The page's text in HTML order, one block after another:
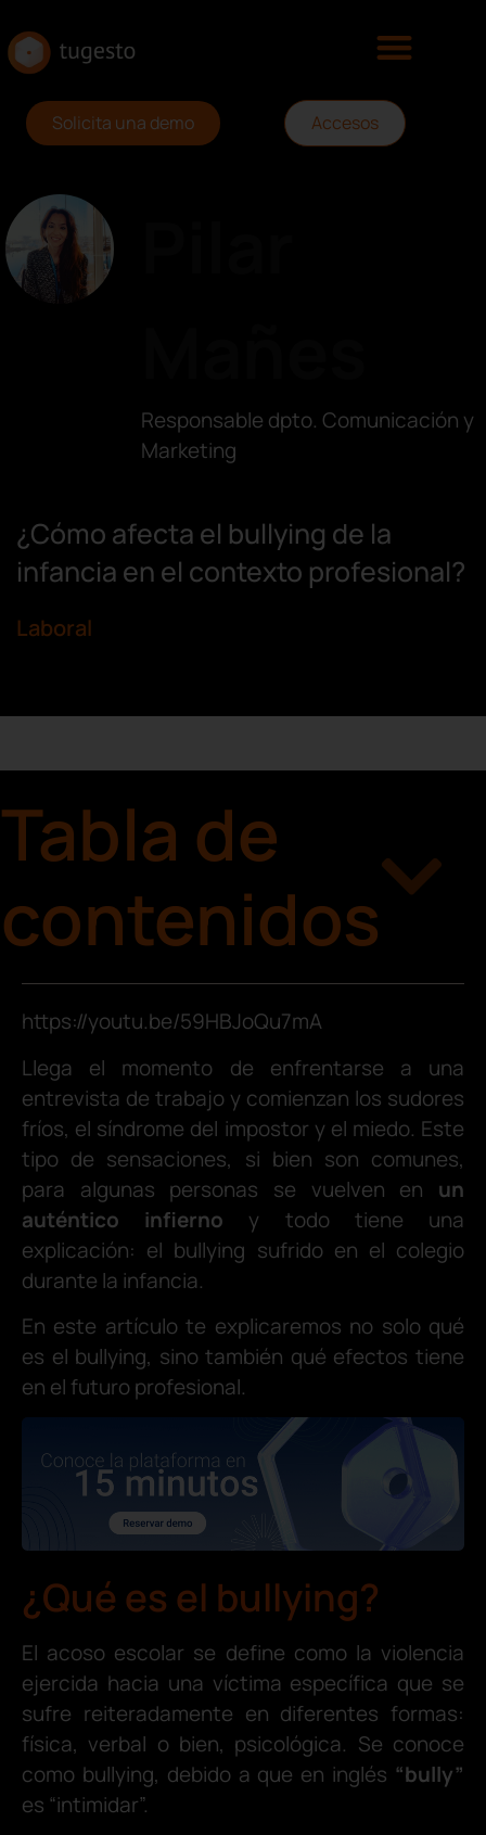
Solicita una demo Accesos
Responsable dpto. Comunicación y
Marketing
¿Cómo afecta el bullying de la
infancia en el contexto profesional?
Laboral
Tabla de
contenidos
https://youtu.be/59HBJoQu7mA
Llega el momento de enfrentarse a una
entrevista de trabajo y comienzan los sudores
fríos, el síndrome del impostor y el miedo. Este
tipo de sensaciones, si bien son comunes,
para algunas personas se vuelven en un
auténtico infierno y todo tiene una
explicación: el bullying sufrido en el colegio
durante la infancia.
En este artículo te explicaremos no solo qué
es el bullying, sino también qué efectos tiene
en el futuro profesional.
¿Qué es el bullying?
El acoso escolar se define como la violencia
ejercida hacia una víctima específica que se
sufre reiteradamente en diferentes formas:
física, verbal o bien, psicológica. Se conoce
como bullying, debido a que en inglés “bully”
es “intimidar”.